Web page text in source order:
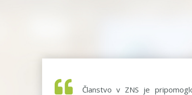
Članstvo v ZNS je